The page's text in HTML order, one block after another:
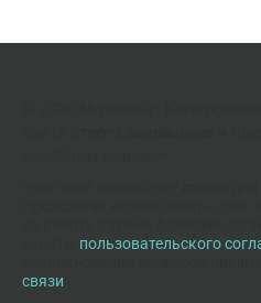
пользовательского
связи